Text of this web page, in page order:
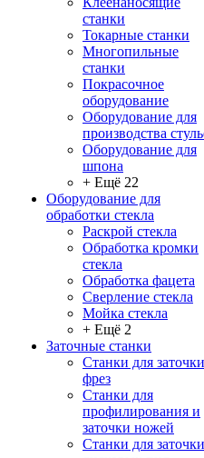
станки
Токарные станки
Многопильные
станки
Покрасочное
оборудование
Оборудование для
производства
Оборудование для
шпона
+ Ещё 22
Оборудование для
обработки стекла
Раскрой стекла
Обработка кромки
стекла
Обработка фацета
Сверление стекла
Мойка стекла
+ Ещё 2
Заточные станки
Станки для заточки
фрез
Станки для
профилирования и
заточки ножей
Станки для заточки